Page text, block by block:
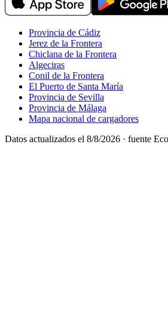
Provincia de Cádiz
Jerez de la Frontera
Chiclana de la Frontera
Algeciras
Conil de la Frontera
El Puerto de Santa María
Provincia de Sevilla
Provincia de Málaga
Mapa nacional de cargadores
Datos actualizados el 8/8/2026 · fuente